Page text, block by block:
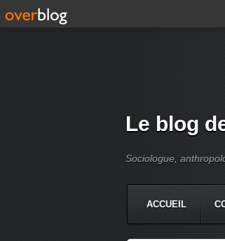
Le blog
Sociologue,
ACCUEIL